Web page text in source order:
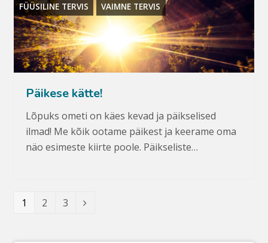
FÜÜSILINE TERVIS VAIMNE TERVIS
Päikese kätte!
Lõpuks ometi on käes kevad ja päikselised
ilmad! Me kõik ootame päikest ja keerame oma
näo esimeste kiirte poole. Päikseliste…
Leht
1 Leht
2 Leht
3